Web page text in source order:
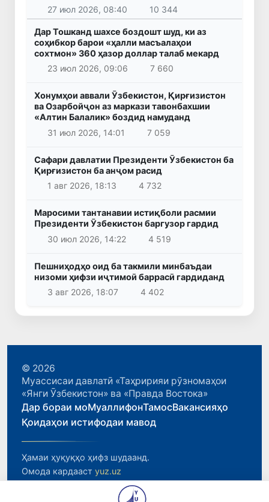
27 июл 2026, 08:40 10 344
Дар Тошканд шахсе боздошт шуд, ки аз
соҳибкор барои «ҳалли масъалаҳои
сохтмон» 360 ҳазор доллар талаб мекард
23 июл 2026, 09:06
7 660
Хонумҳои аввали Ӯзбекистон, Қирғизистон
ва Озарбойҷон аз маркази тавонбахшии
«Алтин Балалик» боздид намуданд
31 июл 2026, 14:01
7 059
Сафари давлатии Президенти Ӯзбекистон ба
Қирғизистон ба анҷом расид
1 авг 2026, 18:13
4 732
Маросими тантанавии истиқболи расмии
Президенти Ӯзбекистон баргузор гардид
30 июл 2026, 14:22
4 519
Пешниҳодҳо оид ба такмили минбаъдаи
низоми ҳифзи иҷтимоӣ баррасӣ гардиданд
3 авг 2026, 18:07
4 402
© 2026
Муассисаи давлатӣ «Таҳририяи рӯзномаҳои
«Янги Ӯзбекистон» ва «Правда Востока»
Дар бораи моМуаллифонТамосВакансияҳо
Қоидаҳои истифодаи мавод
Ҳамаи ҳуқуқҳо ҳифз шудаанд.
Омода кардааст yuz.uz